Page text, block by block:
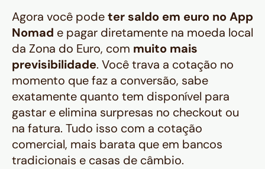
Agora você podeter saldo em euro no App
Nomad e pagar diretamente na moeda local
da Zona do Euro, com muito mais
previsibilidade. Você trava a cotação no
momento que faz a conversão, sabe
exatamente quanto tem disponível para
gastar e elimina surpresas no checkout ou
na fatura. Tudo isso com a cotação
comercial, mais barata que em bancos
tradicionais e casas de câmbio.